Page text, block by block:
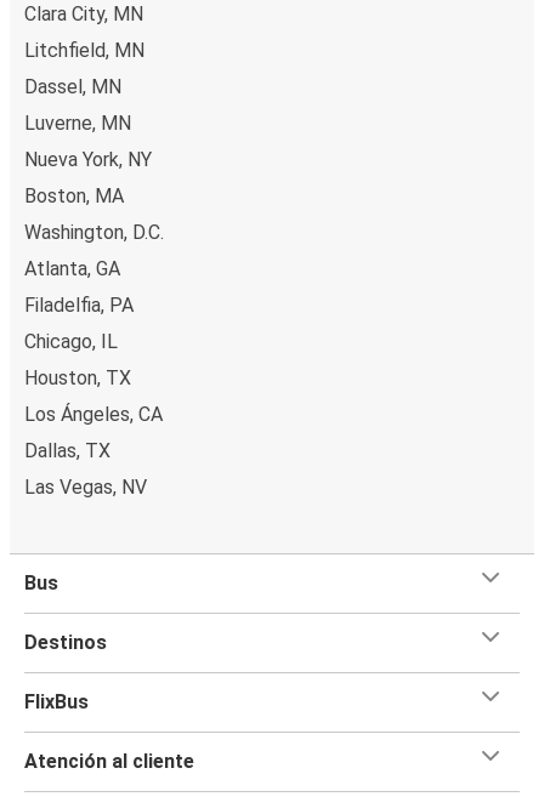
Clara City, MN
Litchfield, MN
Dassel, MN
Luverne, MN
Nueva York, NY
Boston, MA
Washington, D.C.
Atlanta, GA
Filadelfia, PA
Chicago, IL
Houston, TX
Los Ángeles, CA
Dallas, TX
Las Vegas, NV
Bus
Destinos
FlixBus
Atención al cliente